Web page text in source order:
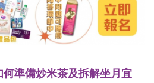
何準備炒米茶及拆解坐月宜